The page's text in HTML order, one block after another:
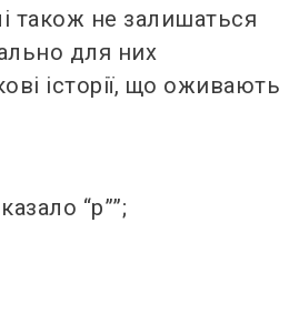
також не залишаться
для них
історії, що оживають
“р””;